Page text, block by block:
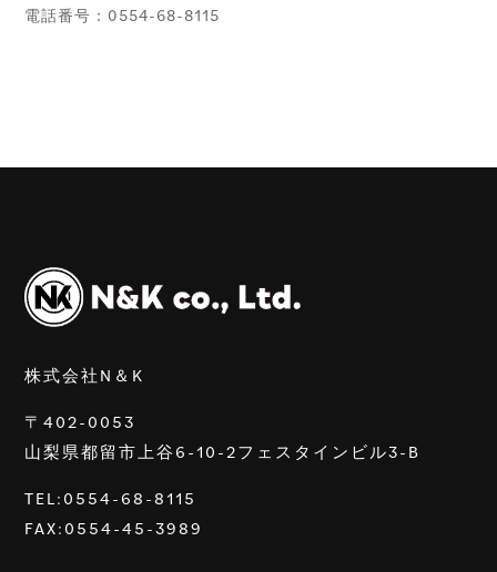
電話番号：0554-68-8115
株式会社N＆K
〒402-0053
山梨県都留市上谷6-10-2フェスタインビル3-B
TEL:0554-68-8115
FAX:0554-45-3989